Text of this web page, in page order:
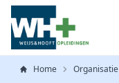
Home Organisatie